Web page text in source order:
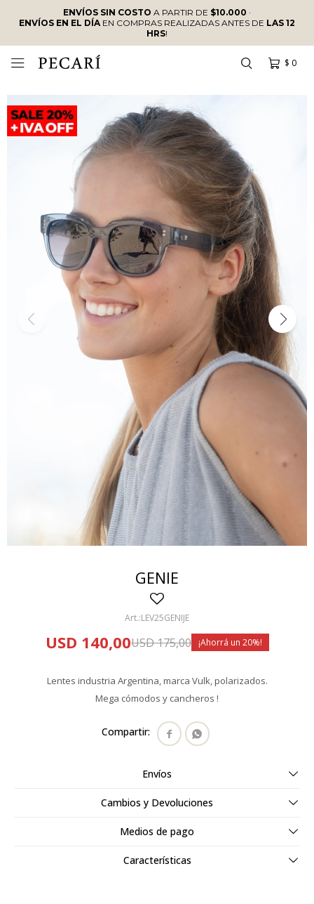
ENVÍOS SIN COSTO A PARTIR DE $10.000 ·
ENVÍOS EN EL DÍAEN COMPRAS REALIZADAS ANTES DE LAS 12
HRS!
$ 0

GENIE
LEV25GENIJE
USD 140,00USD175,00 20
Lentes industria Argentina, marca Vulk, polarizados.
Mega cómodos y cancheros !
 
Envíos
Cambios y Devoluciones
Medios de pago
Características